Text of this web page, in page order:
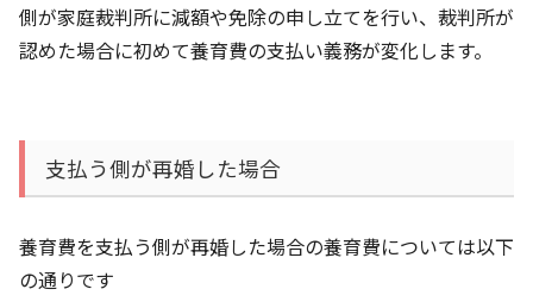
側が家庭裁判所に減額や免除の申し立てを行い、裁判所が
認めた場合に初めて養育費の支払い義務が変化します。
支払う側が再婚した場合
養育費を支払う側が再婚した場合の養育費については以下
の通りです